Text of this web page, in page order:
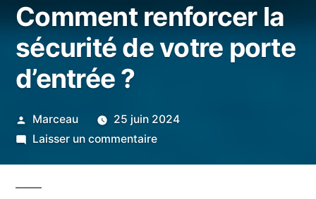
Comment renforcer la
sécurité de votre porte
d’entrée ?
Publié
par
Marceau
25 juin 2024
Laisser un commentairesur